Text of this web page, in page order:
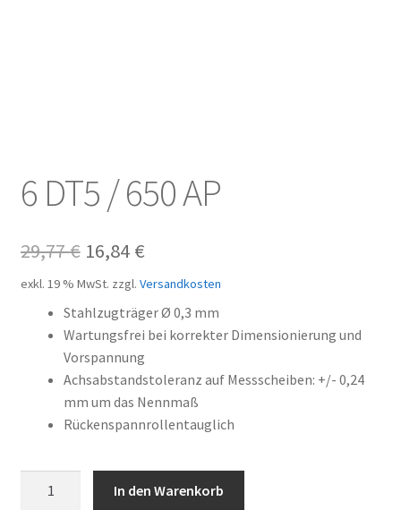
Warenkorb
Wiederruf
Zahlungsarten
6 DT5 / 650 AP
29,77€ Ursprünglicher
Preis
war:
29,77 €
16,84 €Aktueller
Preis
ist:
16,84 €.
exkl. 19 % MwSt. zzgl. Versandkosten
Stahlzugträger Ø 0,3 mm
Wartungsfrei bei korrekter Dimensionierung und
Vorspannung
Achsabstandstoleranz auf Messscheiben: +/- 0,24
mm um das Nennmaß
Rückenspannrollentauglich
In den Warenkorb